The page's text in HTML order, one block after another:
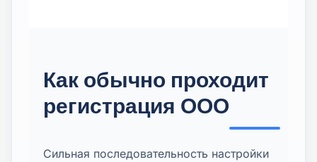
Как обычно проходит
регистрация ООО
Сильная последовательность настройки